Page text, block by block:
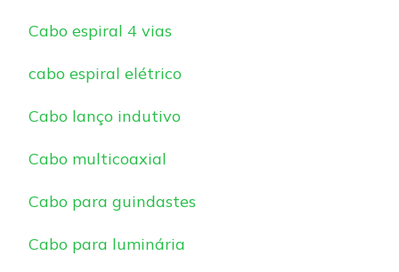
Cabo espiral 4 vias
cabo espiral elétrico
Cabo lanço indutivo
Cabo multicoaxial
Cabo para guindastes
Cabo para luminária